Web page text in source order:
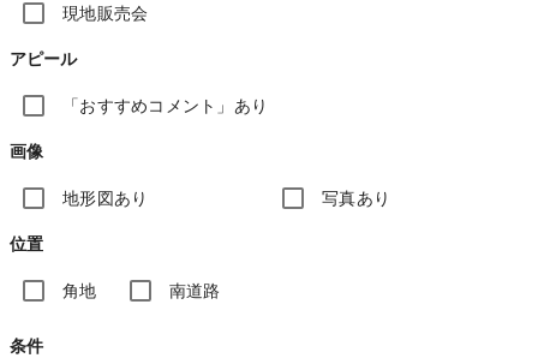
現地販売会
アピール
「おすすめコメント」あり
画像
地形図あり 写真あり
位置
角地 南道路
条件